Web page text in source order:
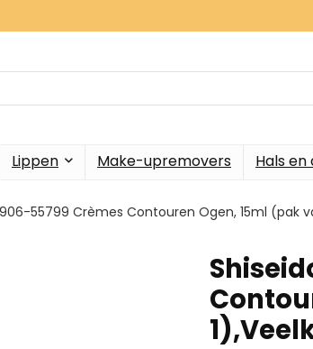
Lippen Make-upremovers Hals
55799 Crèmes Contouren Ogen, 15ml (pak